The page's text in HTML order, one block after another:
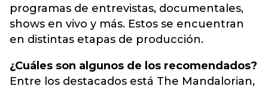
programas de entrevistas, documentales,
shows en vivo y más. Estos se encuentran
en distintas etapas de producción.
¿Cuáles son algunos de los recomendados?
Entre los destacados está The Mandalorian,